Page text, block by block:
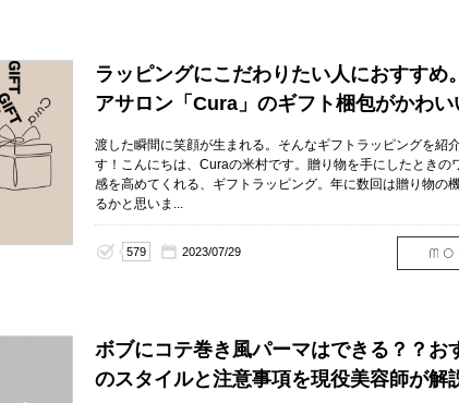
ラッピングにこだわりたい人におすすめ
アサロン「Cura」のギフト梱包がかわい
渡した瞬間に笑顔が生まれる。そんなギフトラッピングを紹
す！こんにちは、Curaの米村です。贈り物を手にしたときの
感を高めてくれる、ギフトラッピング。年に数回は贈り物の
るかと思いま...
579 2023/07/29
ボブにコテ巻き風パーマはできる？？お
のスタイルと注意事項を現役美容師が解